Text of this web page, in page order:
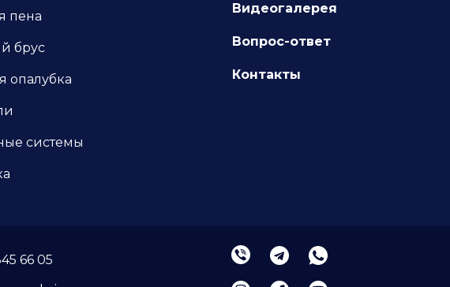
пена
брус
опалубка
системы
Видеогалерея
Вопрос-ответ
Контакты
66 05